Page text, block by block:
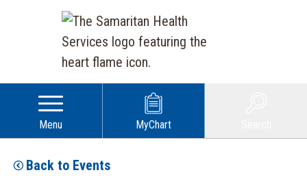
Menu MyChart
Back to Events